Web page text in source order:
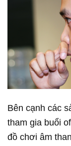
Bên cạnh các
tham gia buổi
đồ chơi âm